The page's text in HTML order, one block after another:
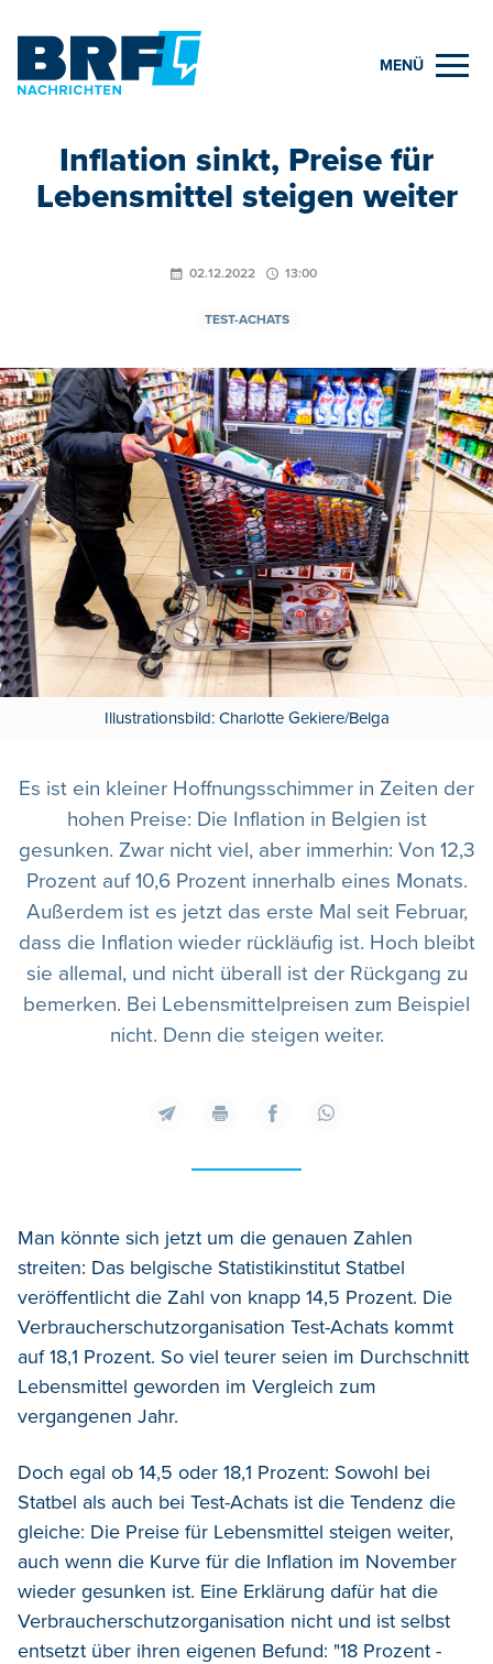
MENÜ
Inflation sinkt, Preise für
Lebensmittel steigen weiter
02.12.2022 13:00
TEST-ACHATS
Illustrationsbild: Charlotte Gekiere/Belga
Es ist ein kleiner Hoffnungsschimmer in Zeiten der
hohen Preise: Die Inflation in Belgien ist
gesunken. Zwar nicht viel, aber immerhin: Von 12,3
Prozent auf 10,6 Prozent innerhalb eines Monats.
Außerdem ist es jetzt das erste Mal seit Februar,
dass die Inflation wieder rückläufig ist. Hoch bleibt
sie allemal, und nicht überall ist der Rückgang zu
bemerken. Bei Lebensmittelpreisen zum Beispiel
nicht. Denn die steigen weiter.
Man könnte sich jetzt um die genauen Zahlen
streiten: Das belgische Statistikinstitut Statbel
veröffentlicht die Zahl von knapp 14,5 Prozent. Die
Verbraucherschutzorganisation Test-Achats kommt
auf 18,1 Prozent. So viel teurer seien im Durchschnitt
Lebensmittel geworden im Vergleich zum
vergangenen Jahr.
Doch egal ob 14,5 oder 18,1 Prozent: Sowohl bei
Statbel als auch bei Test-Achats ist die Tendenz die
gleiche: Die Preise für Lebensmittel steigen weiter,
auch wenn die Kurve für die Inflation im November
wieder gesunken ist. Eine Erklärung dafür hat die
Verbraucherschutzorganisation nicht und ist selbst
entsetzt über ihren eigenen Befund: "18 Prozent -